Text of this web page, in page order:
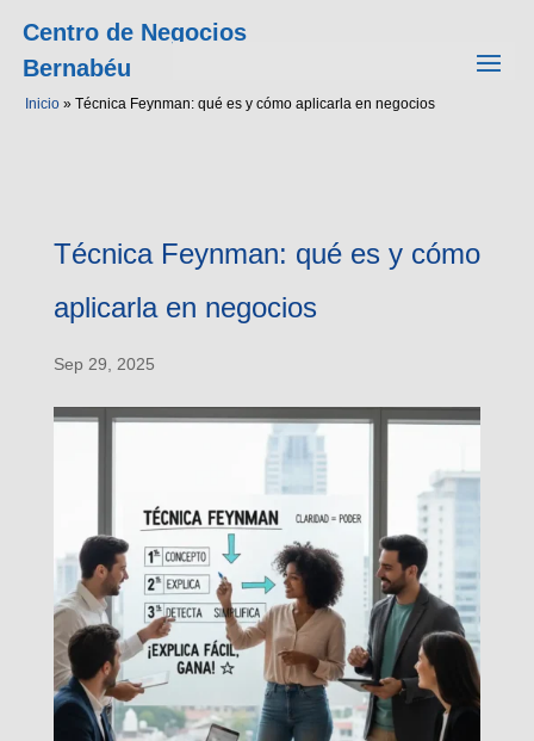
Centro de Negocios
Bernabéu
Inicio» Técnica Feynman: qué es y cómo aplicarla en negocios
Técnica Feynman: qué es y cómo
aplicarla en negocios
Sep 29, 2025